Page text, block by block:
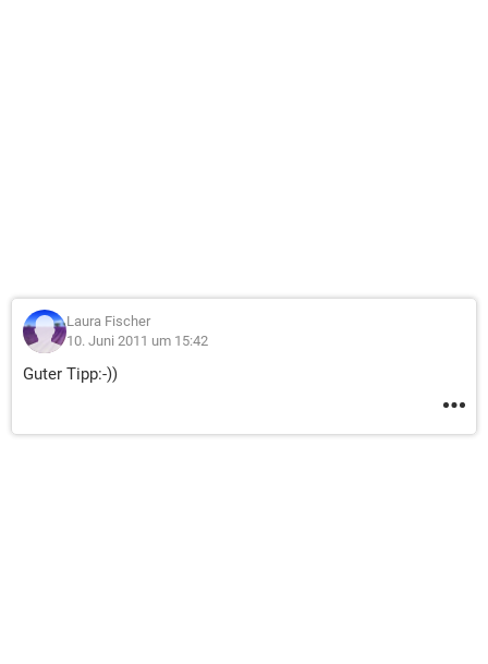
Laura Fischer
10. Juni 2011 um 15:42
Guter Tipp:-))